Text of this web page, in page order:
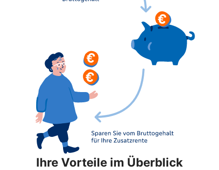
Ihre Vorteile im Überblick